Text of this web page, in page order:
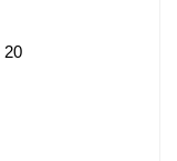
20